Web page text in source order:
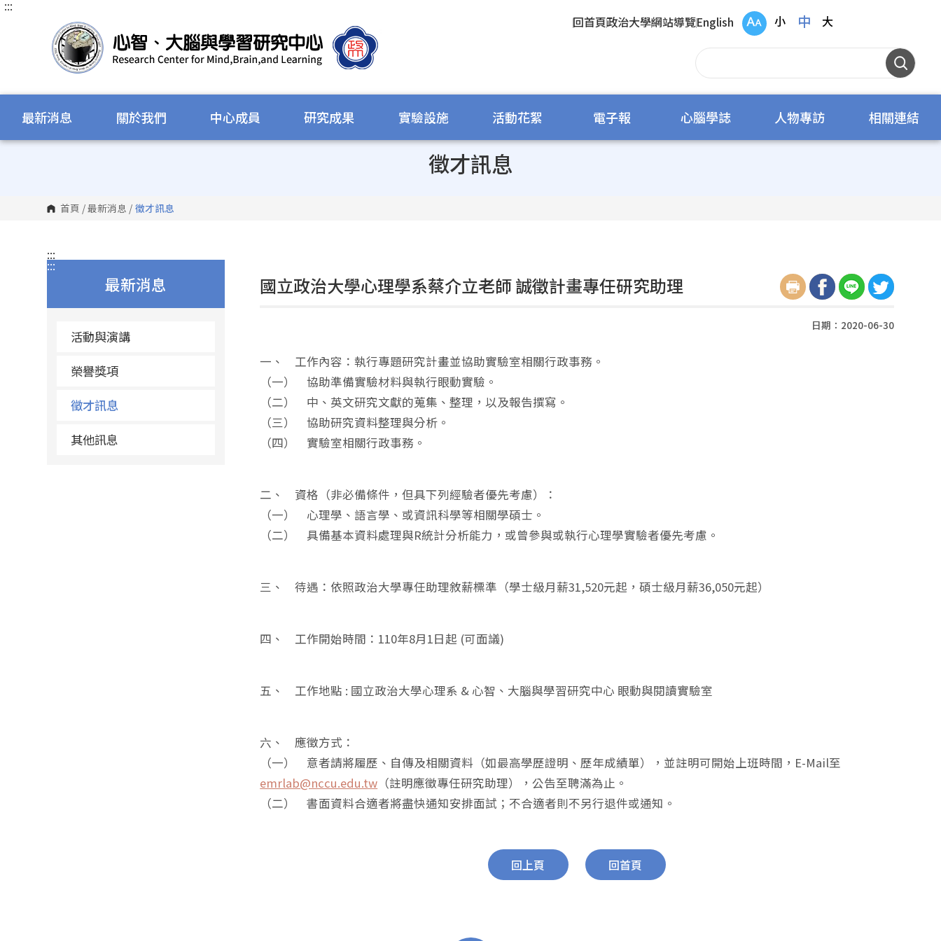
跳
:::
回首頁政治大學網站導覽English 小 中 大
最新消息 關於我們 中心成員 研究成果 實驗設施 活動花絮 電子報 心腦學誌 人物專訪 相關連結
徵才訊息
首頁 /最新消息 / 徵才訊息
:::
最新消息
活動與演講
榮譽獎項
徵才訊息
其他訊息
:::
國立政治大學心理學系蔡介立老師 誠徵計畫專任研究助理
日期：2020-06-30
一、 工作內容：執行專題研究計畫並協助實驗室相關行政事務。
（一） 協助準備實驗材料與執行眼動實驗。
（二） 中、英文研究文獻的蒐集、整理，以及報告撰寫。
（三） 協助研究資料整理與分析。
（四） 實驗室相關行政事務。
二、 資格（非必備條件，但具下列經驗者優先考慮）：
（一） 心理學、語言學、或資訊科學等相關學碩士。
（二） 具備基本資料處理與R統計分析能力，或曾參與或執行心理學實驗者優先考慮。
三、 待遇：依照政治大學專任助理敘薪標準（學士級月薪31,520元起，碩士級月薪36,050元起）
四、 工作開始時間：110年8月1日起 (可面議)
五、 工作地點 : 國立政治大學心理系 & 心智、大腦與學習研究中心 眼動與閱讀實驗室
六、 應徵方式：
（一） 意者請將履歷、自傳及相關資料（如最高學歷證明、歷年成績單），並註明可開始上班時間，E-Mail至
emrlab@nccu.edu.tw （註明應徵專任研究助理），公告至聘滿為止。
（二） 書面資料合適者將盡快通知安排面試；不合適者則不另行退件或通知。
回上頁 回首頁